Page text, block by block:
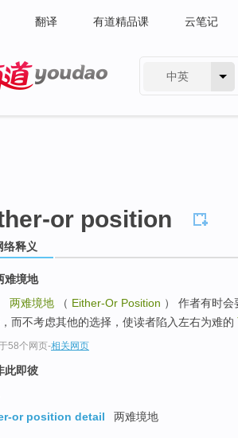
翻译 有道精品课 云笔记
中英
or position
络释义
难境地
两难境地 （ Either-Or Position ） 作者有时会
而不考虑其他的选择，使读者陷入左右为难的
58个网页-相关网页
此即彼
or position detail
两难境地